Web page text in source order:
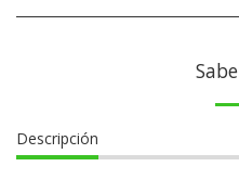
Descripción